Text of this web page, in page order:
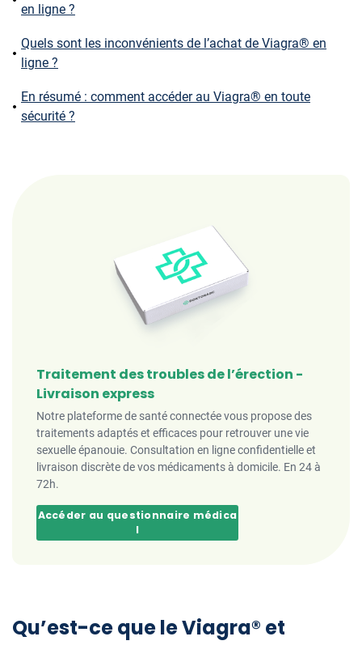
en ligne ?
Quels sont les inconvénients de l’achat de Viagra® en
ligne ?
En résumé : comment accéder au Viagra® en toute
sécurité ?
Traitement des troubles de l’érection -
Livraison express
Notre plateforme de santé connectée vous propose des
traitements adaptés et efficaces pour retrouver une vie
sexuelle épanouie. Consultation en ligne confidentielle et
livraison discrète de vos médicaments à domicile. En 24 à
72h.
Accéder au questionnaire médica
l
Qu’est-ce que le Viagra® et